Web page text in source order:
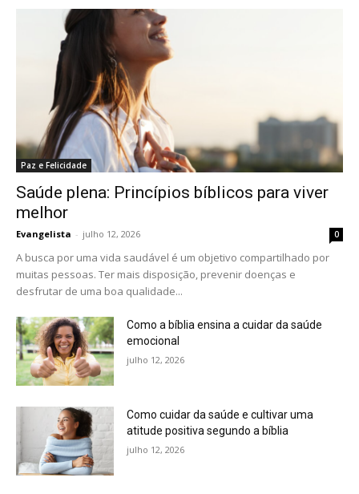
Paz e Felicidade
Saúde plena: Princípios bíblicos para viver
melhor
Evangelista - julho 12, 2026 0
A busca por uma vida saudável é um objetivo compartilhado por
muitas pessoas. Ter mais disposição, prevenir doenças e
desfrutar de uma boa qualidade...
Como a bíblia ensina a cuidar da saúde
emocional
julho 12, 2026
Como cuidar da saúde e cultivar uma
atitude positiva segundo a bíblia
julho 12, 2026